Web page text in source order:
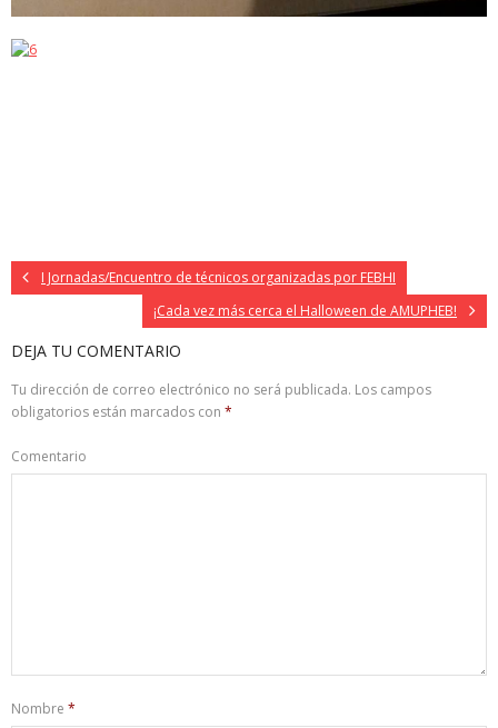
I Jornadas/Encuentro de técnicos organizadas por FEBHI
¡Cada vez más cerca el Halloween de AMUPHEB!
DEJA TU COMENTARIO
Tu dirección de correo electrónico no será publicada. Los campos
obligatorios están marcados con *
Comentario
Nombre *